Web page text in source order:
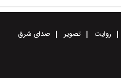
روایت تصویر صدای شرق